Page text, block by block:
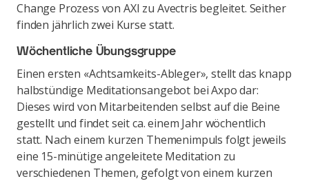
Change Prozess von AXI zu Avectris begleitet. Seither
finden jährlich zwei Kurse statt.
Wöchentliche Übungsgruppe
Einen ersten «Achtsamkeits-Ableger», stellt das knapp
halbstündige Meditationsangebot bei Axpo dar:
Dieses wird von Mitarbeitenden selbst auf die Beine
gestellt und findet seit ca. einem Jahr wöchentlich
statt. Nach einem kurzen Themenimpuls folgt jeweils
eine 15-minütige angeleitete Meditation zu
verschiedenen Themen, gefolgt von einem kurzen